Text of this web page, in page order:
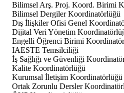
Bilimsel Arş. Proj. Koord. Birimi
Bilimsel Dergiler Koordinatörlüğü
Dış İlişkiler Ofisi Genel
Dijital Veri Yönetim
Engelli Öğrenci Birimi
IAESTE Temsilciliği
İş Sağlığı ve Güvenliği
Kalite Koordinatörlüğü
Kurumsal İletişim Koordinatörlüğü
Ortak Zorunlu Dersler